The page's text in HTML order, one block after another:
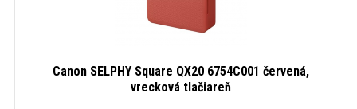
Canon SELPHY Square QX20 6754C001 červená,
vrecková tlačiareň